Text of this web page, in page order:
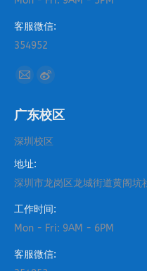
客服微信:
354952
找到我们：
Mail
opens
in
new
Weibo
opens
in
广东校区
深圳校区
地址:
深圳市龙岗区龙城街道黄阁坑
工作时间:
Mon - Fri: 9AM - 6PM
客服微信: